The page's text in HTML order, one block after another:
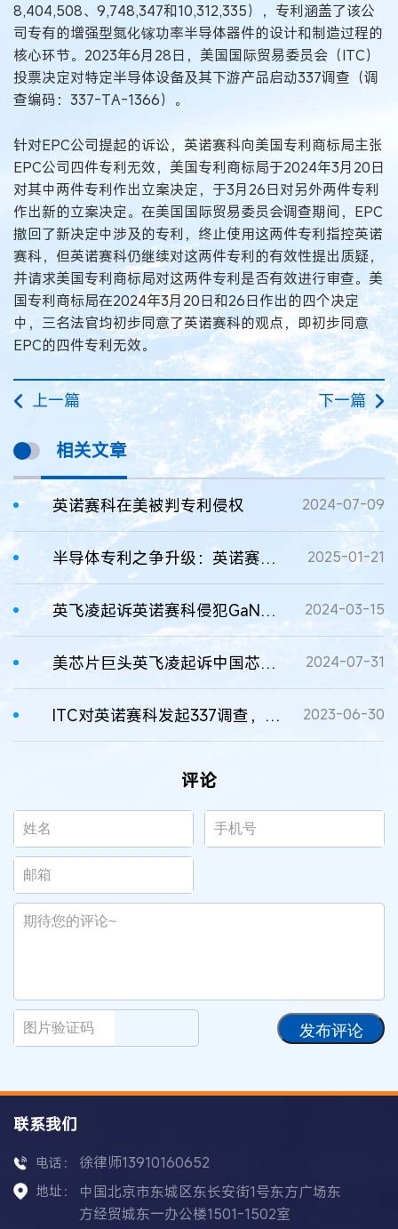
8,404,508、9,748,347和10,312,335），专利涵盖了该公
司专有的增强型氮化镓功率半导体器件的设计和制造过程的
核心环节。2023年6月28日，美国国际贸易委员会（ITC）
投票决定对特定半导体设备及其下游产品启动337调查（调
查编码：337-TA-1366）。
针对EPC公司提起的诉讼，英诺赛科向美国专利商标局主张
EPC公司四件专利无效，美国专利商标局于2024年3月20日
对其中两件专利作出立案决定，于3月26日对另外两件专利
作出新的立案决定。在美国国际贸易委员会调查期间，EPC
撤回了新决定中涉及的专利，终止使用这两件专利指控英诺
赛科，但英诺赛科仍继续对这两件专利的有效性提出质疑，
并请求美国专利商标局对这两件专利是否有效进行审查。美
国专利商标局在2024年3月20日和26日作出的四个决定
中，三名法官均初步同意了英诺赛科的观点，即初步同意
EPC的四件专利无效。
上一篇 下一篇
相关文章
英诺赛科在美被判专利侵权 2024-07-09
半导体专利之争升级：英诺赛科反诉英飞凌 2025-01-21
英飞凌起诉英诺赛科侵犯GaN专利 2024-03-15
美芯片巨头英飞凌起诉中国芯片厂商英诺赛科专利侵权 2024-07-31
ITC对英诺赛科发起337调查，涉半导体设备 2023-06-30
评论
发布评论
联系我们
电话： 徐律师13910160652
地址：
中国北京市东城区东长安街1号东方广场东
方经贸城东一办公楼1501-1502室